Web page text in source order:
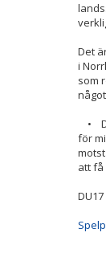
Det
i
som
•
för
att få